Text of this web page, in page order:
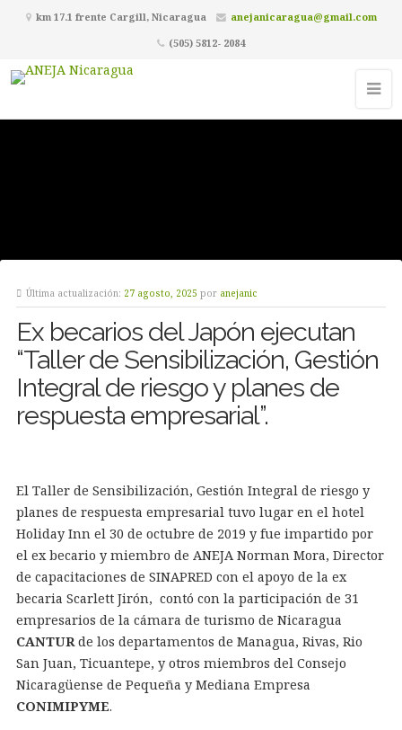
km 17.1 frente Cargill, Nicaragua
anejanicaragua@gmail.com
(505) 5812- 2084
Última actualización: 27 agosto, 2025 por anejanic
Ex becarios del Japón ejecutan
“Taller de Sensibilización, Gestión
Integral de riesgo y planes de
respuesta empresarial”.
El Taller de Sensibilización, Gestión Integral de riesgo y
planes de respuesta empresarial tuvo lugar en el hotel
Holiday Inn el 30 de octubre de 2019 y fue impartido por
el ex becario y miembro de ANEJA Norman Mora, Director
de capacitaciones de SINAPRED con el apoyo de la ex
becaria Scarlett Jirón, contó con la participación de 31
empresarios de la cámara de turismo de Nicaragua
CANTURde los departamentos de Managua, Rivas, Rio
San Juan, Ticuantepe, y otros miembros del Consejo
Nicaragüense de Pequeña y Mediana Empresa
CONIMIPYME.